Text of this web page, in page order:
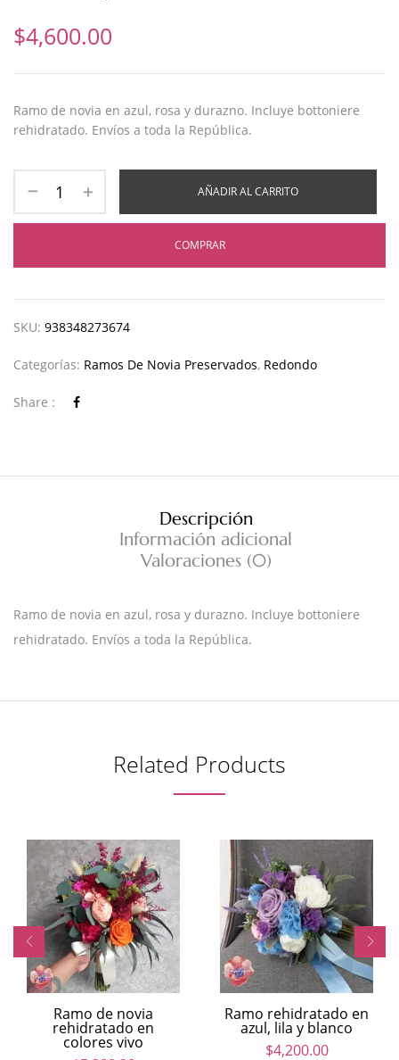
$4,600.00
Ramo de novia en azul, rosa y durazno. Incluye bottoniere
rehidratado. Envíos a toda la República.
AÑADIR AL CARRITO
COMPRAR
SKU: 938348273674
Categorías: Ramos De Novia Preservados, Redondo
Share :
Descripción
Información adicional
Valoraciones (0)
Ramo de novia en azul, rosa y durazno. Incluye bottoniere
rehidratado. Envíos a toda la República.
Related Products
Ramo de novia
rehidratado en
colores vivo
Ramo rehidratado en
azul, lila y blanco
$4,200.00